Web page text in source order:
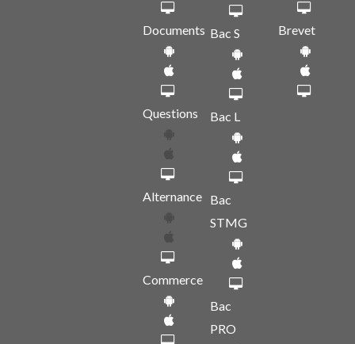
Documents
Questions
Alternance
Commerce
Bac S
Bac L
Bac
STMG
Bac
PRO
Brevet